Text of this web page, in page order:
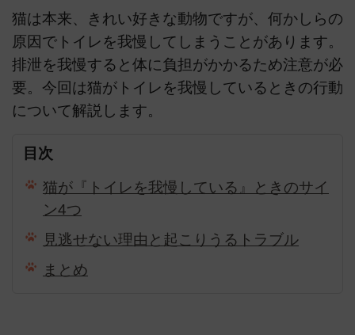
猫は本来、きれい好きな動物ですが、何かしらの
原因でトイレを我慢してしまうことがあります。
排泄を我慢すると体に負担がかかるため注意が必
要。今回は猫がトイレを我慢しているときの行動
について解説します。
目次
猫が『トイレを我慢している』ときのサイ
ン4つ
見逃せない理由と起こりうるトラブル
まとめ